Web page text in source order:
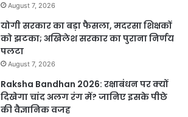
August 7, 2026
योगी सरकार का बड़ा फैसला, मदरसा शिक्षकों
को झटका; अखिलेश सरकार का पुराना निर्णय
पलटा
August 7, 2026
Raksha Bandhan 2026: रक्षाबंधन पर क्यों
दिखेगा चांद अलग रंग में? जानिए इसके पीछे
की वैज्ञानिक वजह